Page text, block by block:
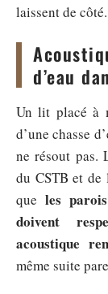
laissent de côté.
d’eau
Un lit placé à
d’une chasse
ne résout pas.
du CSTB et de
que les
doivent
acoustique
même suite